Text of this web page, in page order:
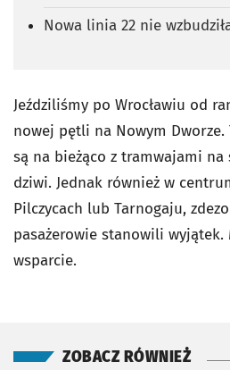
Nowa linia 22 nie
Jeździliśmy po Wrocławiu od
nowej pętli na Nowym Dworze.
są na bieżąco z tramwajami
dziwi. Jednak również w
Pilczycach lub Tarnogaju,
pasażerowie stanowili
wsparcie.
ZOBACZ RÓWNIEŻ